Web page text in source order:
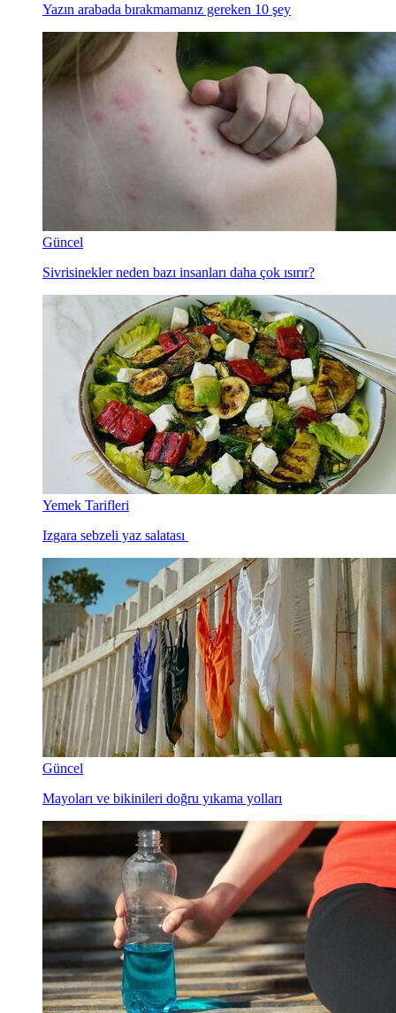
Yazın arabada bırakmamanız gereken 10 şey
Güncel
Sivrisinekler neden bazı insanları daha çok ısırır?
Yemek Tarifleri
Izgara sebzeli yaz salatası
Güncel
Mayoları ve bikinileri doğru yıkama yolları